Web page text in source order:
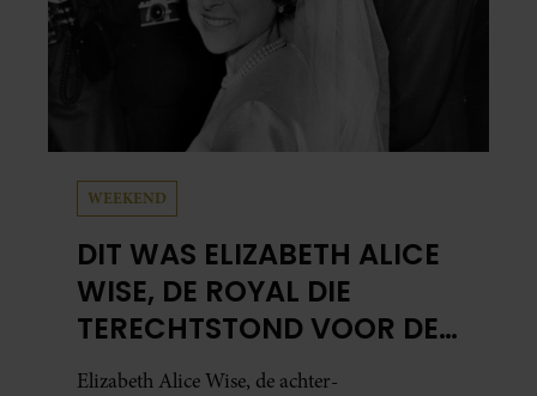
WEEKEND
DIT WAS ELIZABETH ALICE
WISE, DE ROYAL DIE
TERECHTSTOND VOOR DE
DOOD VAN HAAR BABY
Elizabeth Alice Wise, de achter-